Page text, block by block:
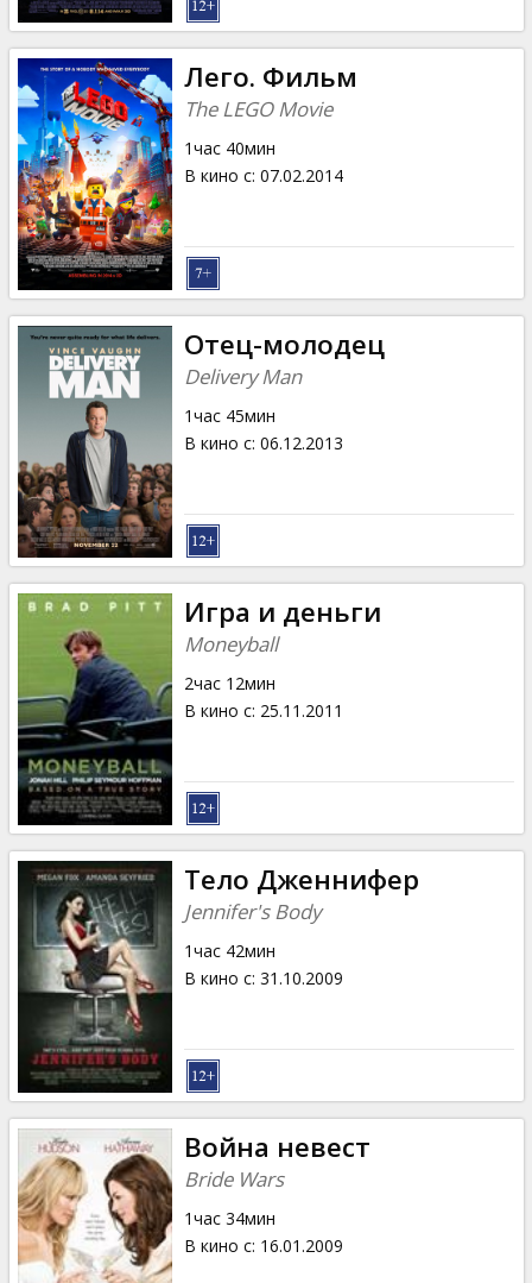
Лего. Фильм
The LEGO Movie
1час 40мин
В кино с: 07.02.2014
Отец-молодец
Delivery Man
1час 45мин
В кино с: 06.12.2013
Игра и деньги
Moneyball
2час 12мин
В кино с: 25.11.2011
Тело Дженнифер
Jennifer's Body
1час 42мин
В кино с: 31.10.2009
Война невест
Bride Wars
1час 34мин
В кино с: 16.01.2009